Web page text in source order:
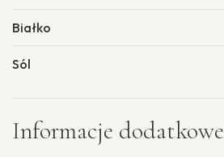
Białko
Sól
Informacje dodatkowe